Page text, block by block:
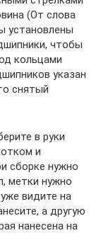
(От слова
установлены
чтобы
кольцами
указан
снятый
в руки
и
сборке нужно
метки нужно
видите на
а другую
нанесена на